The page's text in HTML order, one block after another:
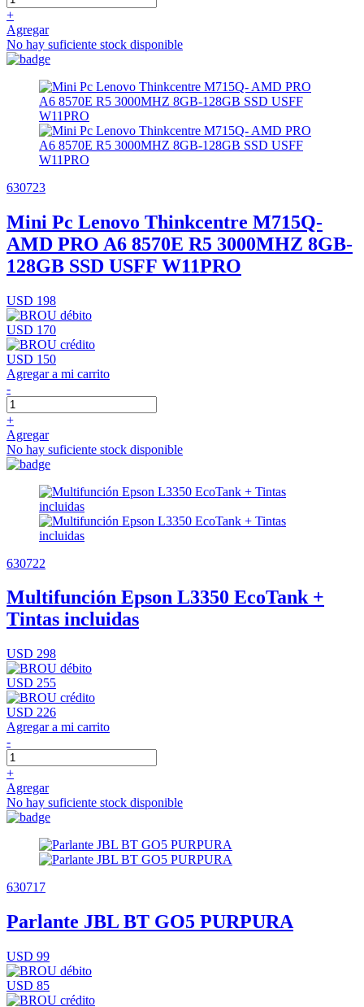
+
Agregar
No hay suficiente stock disponible
630723
Mini Pc Lenovo Thinkcentre M715Q-
AMD PRO A6 8570E R5 3000MHZ 8GB-
128GB SSD USFF W11PRO
USD 198
USD 170
USD 150
Agregar a mi carrito
-
+
Agregar
No hay suficiente stock disponible
630722
Multifunción Epson L3350 EcoTank +
Tintas incluidas
USD 298
USD 255
USD 226
Agregar a mi carrito
-
+
Agregar
No hay suficiente stock disponible
630717
Parlante JBL BT GO5 PURPURA
USD 99
USD 85